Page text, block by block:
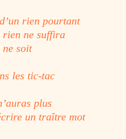
rien pourtant
rien ne suffira
ne soit
les tic-tac
plus
un traître mot